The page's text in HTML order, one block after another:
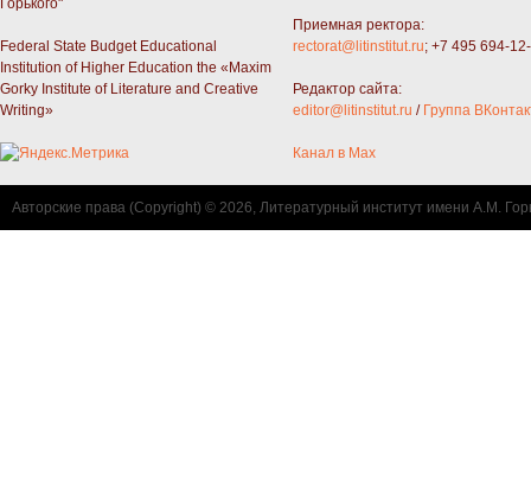
Federal State Budget Educational
Institution of Higher Education the «Maxim
Gorky Institute of Literature and Creative
Writing»
Приемная ректора:
rectorat@litinstitut.ru; +7 495 694-
Редактор сайта:
editor@litinstitut.ru / Группа
Канал в Max
Авторские права (Copyright) © 2026, Литературный институт имени А.М.